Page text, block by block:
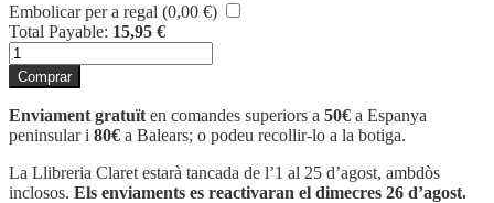
Embolicar per a regal (0,00 €)
Total Payable: 15,95 €
quantitat
de
ME
QUIERO
MUCHO
Comprar
Enviament gratuït en comandes superiors a 50€ a Espanya
peninsular i 80€ a Balears; o podeu recollir-lo a la botiga.
La Llibreria Claret estarà tancada de l’1 al 25 d’agost, ambdòs
inclosos. Els enviaments es reactivaran el dimecres 26 d’agost.